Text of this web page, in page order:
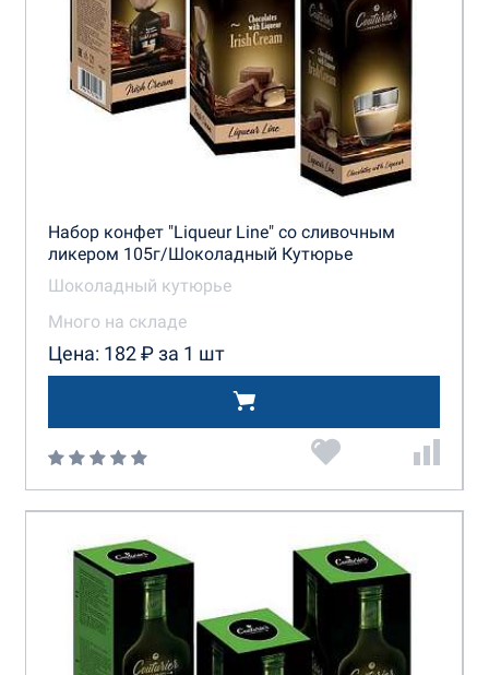
Набор конфет "Liqueur Line" со сливочным
ликером 105г/Шоколадный Кутюрье
Шоколадный кутюрье
Много на складе
Цена: 182 ₽ за 1 шт